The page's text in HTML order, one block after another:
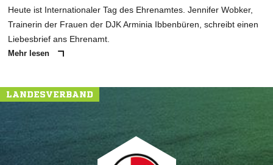
Heute ist Internationaler Tag des Ehrenamtes. Jennifer Wobker,
Trainerin der Frauen der DJK Arminia Ibbenbüren, schreibt einen
Liebesbrief ans Ehrenamt.
Mehr lesen
LANDESVERBAND